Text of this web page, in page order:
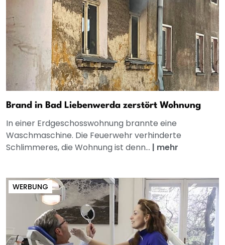
Brand in Bad Liebenwerda zerstört Wohnung
In einer Erdgeschosswohnung brannte eine
Waschmaschine. Die Feuerwehr verhinderte
Schlimmeres, die Wohnung ist denn... | mehr
WERBUNG